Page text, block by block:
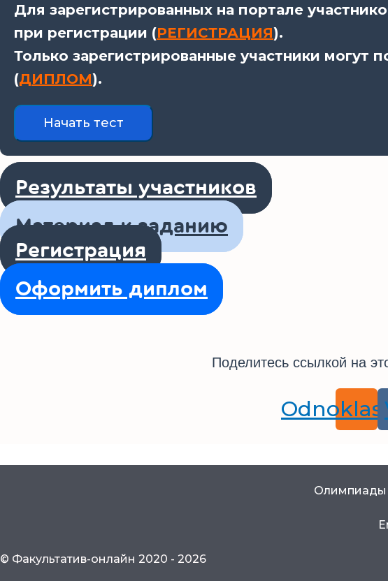
Для зарегистрированных на портале
при регистрации (РЕГИСТРАЦИЯ).
Только зарегистрированные участники
(ДИПЛОМ).
Результаты участников
Материал к заданию
Регистрация
Оформить диплом
Поделитесь ссылкой на
Олимпиады
© Факультатив-онлайн 2020 - 2026